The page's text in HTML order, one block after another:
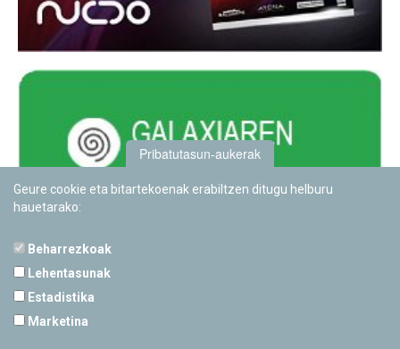
Pribatutasun-aukerak
Geure cookie eta bitartekoenak erabiltzen ditugu helburu
hauetarako:
Beharrezkoak
Lehentasunak
Estadistika
Marketina